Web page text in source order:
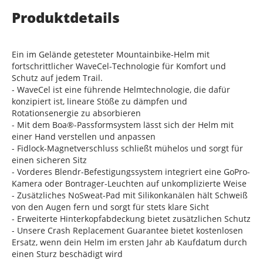
Produktdetails
Ein im Gelände getesteter Mountainbike-Helm mit
fortschrittlicher WaveCel-Technologie für Komfort und
Schutz auf jedem Trail.
- WaveCel ist eine führende Helmtechnologie, die dafür
konzipiert ist, lineare Stöße zu dämpfen und
Rotationsenergie zu absorbieren
- Mit dem Boa®-Passformsystem lässt sich der Helm mit
einer Hand verstellen und anpassen
- Fidlock-Magnetverschluss schließt mühelos und sorgt für
einen sicheren Sitz
- Vorderes Blendr-Befestigungssystem integriert eine GoPro-
Kamera oder Bontrager-Leuchten auf unkomplizierte Weise
- Zusätzliches NoSweat-Pad mit Silikonkanälen hält Schweiß
von den Augen fern und sorgt für stets klare Sicht
- Erweiterte Hinterkopfabdeckung bietet zusätzlichen Schutz
- Unsere Crash Replacement Guarantee bietet kostenlosen
Ersatz, wenn dein Helm im ersten Jahr ab Kaufdatum durch
einen Sturz beschädigt wird